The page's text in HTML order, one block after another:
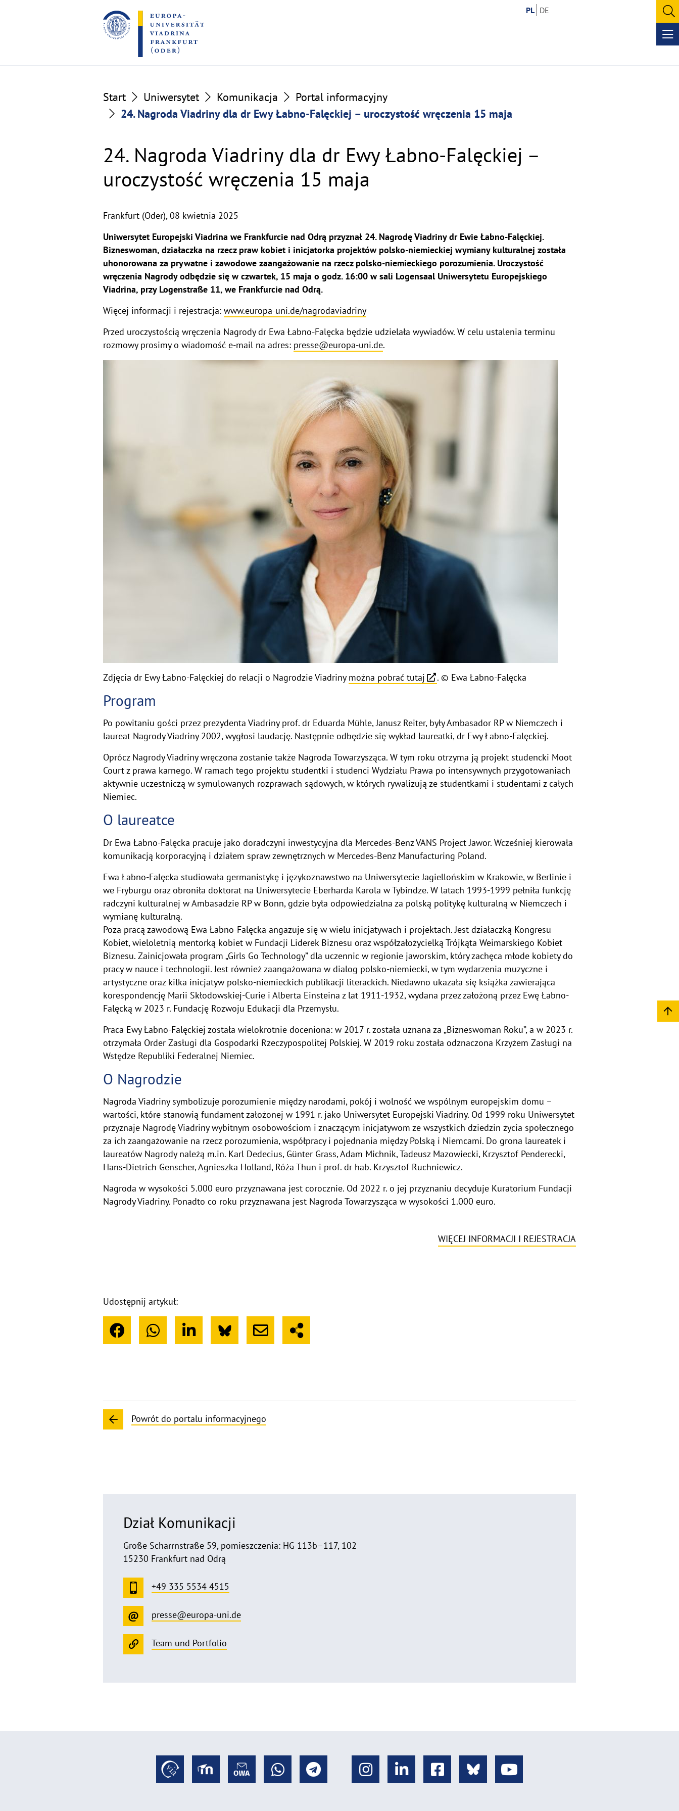
to
the
content
to
the
footer
PL DE
Start Uniwersytet Komunikacja
Portal informacyjny
24. Nagroda Viadriny dla dr Ewy Łabno-Falęckiej – uroczystość wręczenia 15 maja
24. Nagroda Viadriny dla dr Ewy Łabno-Falęckiej –
uroczystość wręczenia 15 maja
Frankfurt (Oder),08 kwietnia 2025
Uniwersytet Europejski Viadrina we Frankfurcie nad Odrą przyznał 24. Nagrodę Viadriny dr Ewie Łabno-Falęckiej.
Bizneswoman, działaczka na rzecz praw kobiet i inicjatorka projektów polsko-niemieckiej wymiany kulturalnej została
uhonorowana za prywatne i zawodowe zaangażowanie na rzecz polsko-niemieckiego porozumienia. Uroczystość
wręczenia Nagrody odbędzie się w czwartek, 15 maja o godz. 16:00 w sali Logensaal Uniwersytetu Europejskiego
Viadrina, przy Logenstraße 11, we Frankfurcie nad Odrą.
Więcej informacji i rejestracja: www.europa-uni.de/nagrodaviadriny
Przed uroczystością wręczenia Nagrody dr Ewa Łabno-Falęcka będzie udzielała wywiadów. W celu ustalenia terminu
rozmowy prosimy o wiadomość e-mail na adres: presse@europa-uni.de.
Zdjęcia dr Ewy Łabno-Falęckiej do relacji o Nagrodzie Viadriny można pobrać tutaj . © Ewa Łabno-Falęcka
Program
Po powitaniu gości przez prezydenta Viadriny prof. dr Eduarda Mühle, Janusz Reiter, były Ambasador RP w Niemczech i
laureat Nagrody Viadriny 2002, wygłosi laudację. Następnie odbędzie się wykład laureatki, dr Ewy Łabno-Falęckiej.
Oprócz Nagrody Viadriny wręczona zostanie także Nagroda Towarzysząca. W tym roku otrzyma ją projekt studencki Moot
Court z prawa karnego. W ramach tego projektu studentki i studenci Wydziału Prawa po intensywnych przygotowaniach
aktywnie uczestniczą w symulowanych rozprawach sądowych, w których rywalizują ze studentkami i studentami z całych
Niemiec.
O laureatce
Dr Ewa Łabno-Falęcka pracuje jako doradczyni inwestycyjna dla Mercedes-Benz VANS Project Jawor. Wcześniej kierowała
komunikacją korporacyjną i działem spraw zewnętrznych w Mercedes-Benz Manufacturing Poland.
Ewa Łabno-Falęcka studiowała germanistykę i językoznawstwo na Uniwersytecie Jagiellońskim w Krakowie, w Berlinie i
we Fryburgu oraz obroniła doktorat na Uniwersytecie Eberharda Karola w Tybindze. W latach 1993-1999 pełniła funkcję
radczyni kulturalnej w Ambasadzie RP w Bonn, gdzie była odpowiedzialna za polską politykę kulturalną w Niemczech i
wymianę kulturalną.
Poza pracą zawodową Ewa Łabno-Falęcka angażuje się w wielu inicjatywach i projektach. Jest działaczką Kongresu
Kobiet, wieloletnią mentorką kobiet w Fundacji Liderek Biznesu oraz współzałożycielką Trójkąta Weimarskiego Kobiet
Biznesu. Zainicjowała program „Girls Go Technology” dla uczennic w regionie jaworskim, który zachęca młode kobiety do
pracy w nauce i technologii. Jest również zaangażowana w dialog polsko-niemiecki, w tym wydarzenia muzyczne i
artystyczne oraz kilka inicjatyw polsko-niemieckich publikacji literackich. Niedawno ukazała się książka zawierająca
korespondencję Marii Skłodowskiej-Curie i Alberta Einsteina z lat 1911-1932, wydana przez założoną przez Ewę Łabno-
Falęcką w 2023 r. Fundację Rozwoju Edukacji dla Przemysłu.
Praca Ewy Łabno-Falęckiej została wielokrotnie doceniona: w 2017 r. została uznana za „Bizneswoman Roku”, a w 2023 r.
otrzymała Order Zasługi dla Gospodarki Rzeczypospolitej Polskiej. W 2019 roku została odznaczona Krzyżem Zasługi na
Wstędze Republiki Federalnej Niemiec.
O Nagrodzie
Nagroda Viadriny symbolizuje porozumienie między narodami, pokój i wolność we wspólnym europejskim domu –
wartości, które stanowią fundament założonej w 1991 r. jako Uniwersytet Europejski Viadriny. Od 1999 roku Uniwersytet
przyznaje Nagrodę Viadriny wybitnym osobowościom i znaczącym inicjatywom ze wszystkich dziedzin życia społecznego
za ich zaangażowanie na rzecz porozumienia, współpracy i pojednania między Polską i Niemcami. Do grona laureatek i
laureatów Nagrody należą m.in. Karl Dedecius, Günter Grass, Adam Michnik, Tadeusz Mazowiecki, Krzysztof Penderecki,
Hans-Dietrich Genscher, Agnieszka Holland, Róża Thun i prof. dr hab. Krzysztof Ruchniewicz.
Nagroda w wysokości 5.000 euro przyznawana jest corocznie. Od 2022 r. o jej przyznaniu decyduje Kuratorium Fundacji
Nagrody Viadriny. Ponadto co roku przyznawana jest Nagroda Towarzysząca w wysokości 1.000 euro.
WIĘCEJ INFORMACJI I REJESTRACJA
Udostępnij artykuł:
Powrót do portalu informacyjnego
Dział Komunikacji
Große Scharrnstraße 59, pomieszczenia: HG 113b–117, 102
15230 Frankfurt nad Odrą
+49 335 5534 4515
presse@europa-uni.de
Team und Portfolio